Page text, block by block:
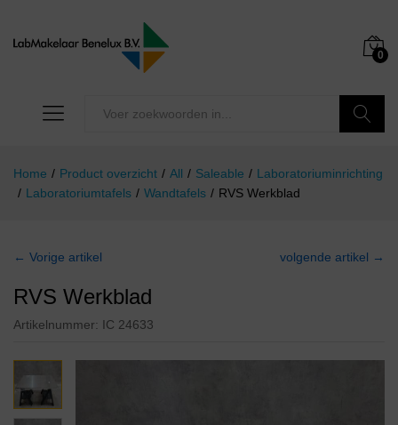
0
Home / Product overzicht / All / Saleable / Laboratoriuminrichting
/ Laboratoriumtafels / Wandtafels / RVS Werkblad
← Vorige artikel volgende artikel →
RVS Werkblad
Artikelnummer: IC 24633